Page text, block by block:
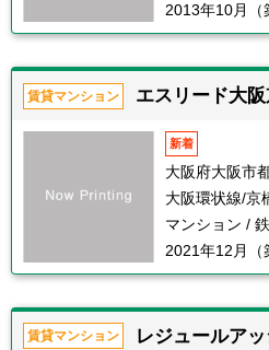
2013年10月（
賃貸マンション エスリード大
新着
大阪府大阪市
大阪環状線/京
マンション /
2021年12月（
賃貸マンション
レジュールア